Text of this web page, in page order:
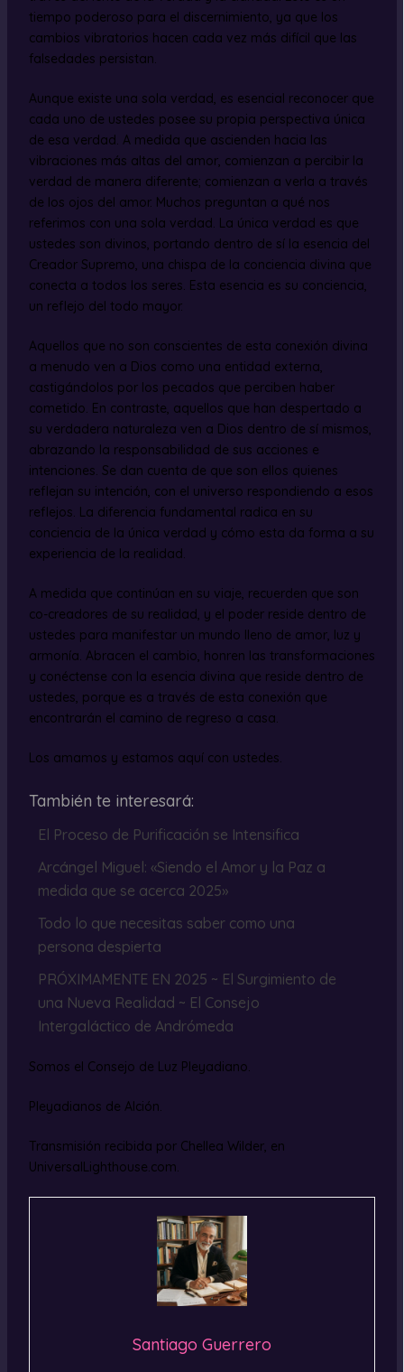
tiempo poderoso para el discernimiento, ya que los
cambios vibratorios hacen cada vez más difícil que las
falsedades persistan.
Aunque existe una sola verdad, es esencial reconocer que
cada uno de ustedes posee su propia perspectiva única
de esa verdad. A medida que ascienden hacia las
vibraciones más altas del amor, comienzan a percibir la
verdad de manera diferente; comienzan a verla a través
de los ojos del amor. Muchos preguntan a qué nos
referimos con una sola verdad. La única verdad es que
ustedes son divinos, portando dentro de sí la esencia del
Creador Supremo, una chispa de la conciencia divina que
conecta a todos los seres. Esta esencia es su conciencia,
un reflejo del todo mayor.
Aquellos que no son conscientes de esta conexión divina
a menudo ven a Dios como una entidad externa,
castigándolos por los pecados que perciben haber
cometido. En contraste, aquellos que han despertado a
su verdadera naturaleza ven a Dios dentro de sí mismos,
abrazando la responsabilidad de sus acciones e
intenciones. Se dan cuenta de que son ellos quienes
reflejan su intención, con el universo respondiendo a esos
reflejos. La diferencia fundamental radica en su
conciencia de la única verdad y cómo esta da forma a su
experiencia de la realidad.
A medida que continúan en su viaje, recuerden que son
co-creadores de su realidad, y el poder reside dentro de
ustedes para manifestar un mundo lleno de amor, luz y
armonía. Abracen el cambio, honren las transformaciones
y conéctense con la esencia divina que reside dentro de
ustedes, porque es a través de esta conexión que
encontrarán el camino de regreso a casa.
Los amamos y estamos aquí con ustedes.
También te interesará:
El Proceso de Purificación se Intensifica
Arcángel Miguel: «Siendo el Amor y la Paz a
medida que se acerca 2025»
Todo lo que necesitas saber como una
persona despierta
PRÓXIMAMENTE EN 2025 ~ El Surgimiento de
una Nueva Realidad ~ El Consejo
Intergaláctico de Andrómeda
Somos el Consejo de Luz Pleyadiano.
Pleyadianos de Alción.
Transmisión recibida por Chellea Wilder, en
UniversalLighthouse.com.
Santiago Guerrero